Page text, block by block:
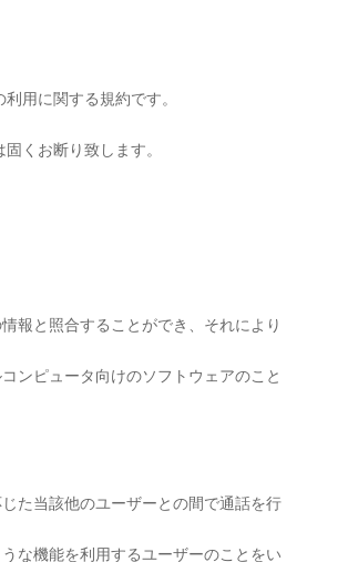
用に関する規約です。
くお断り致します。
報と照合することができ、それにより
ンピュータ向けのソフトウェアのこと
た当該他のユーザーとの間で通話を行
な機能を利用するユーザーのことをい